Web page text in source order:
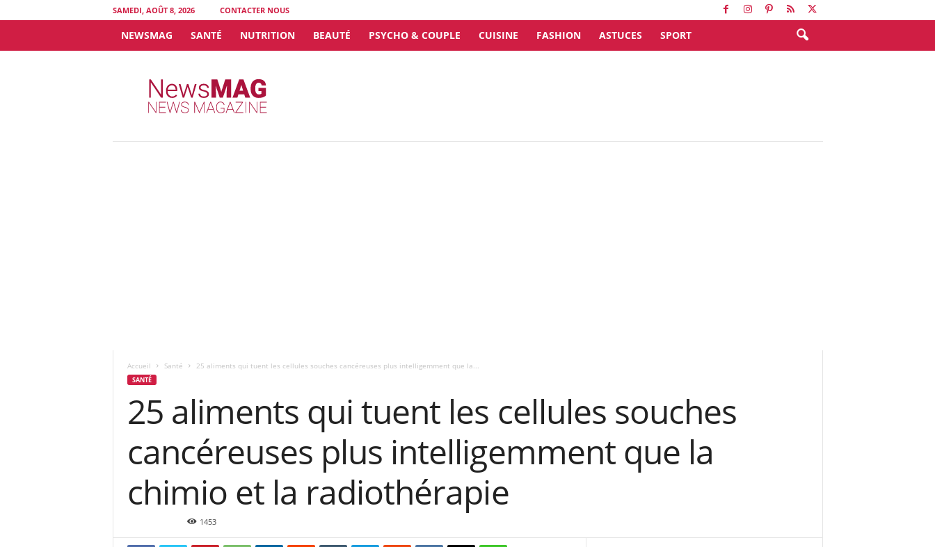
SAMEDI, AOÛT 8, 2026 CONTACTER NOUS
NEWSMAG SANTÉ NUTRITION BEAUTÉ PSYCHO & COUPLE CUISINE FASHION ASTUCES SPORT
Accueil Santé 25 aliments qui tuent les cellules souches cancéreuses plus intelligemment que la...
SANTÉ
25 aliments qui tuent les cellules souches
cancéreuses plus intelligemment que la
chimio et la radiothérapie
1453